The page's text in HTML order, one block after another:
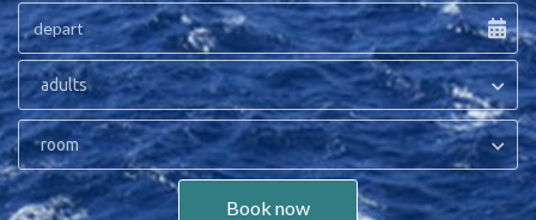
adults
room
Book now